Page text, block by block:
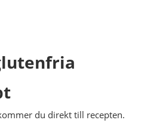
du direkt till recepten.